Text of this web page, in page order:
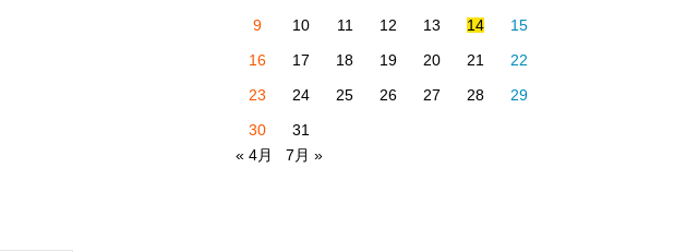
9
10 11 12 13 14
15
16
17 18 19 20 21
22
23
24 25 26 27 28
29
30
31
« 4月
7月 »